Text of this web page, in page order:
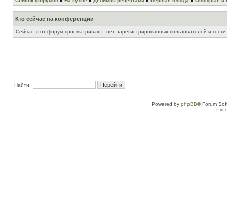
Кто сейчас на конференции
Сейчас этот форум просматривают: нет зарегистрированных пользователей и
Найти:
Powered by phpBB® Forum